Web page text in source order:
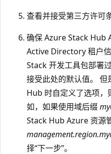
查看并接受第三方许可
确保 Azure Stack Hub
Active Directory 租户
Stack 开发工具包部署
接受此处的默认值。
Hub 时自定义了选项，
如，如果使用域后缀
Stack Hub Azure 资源
择“下一步”。